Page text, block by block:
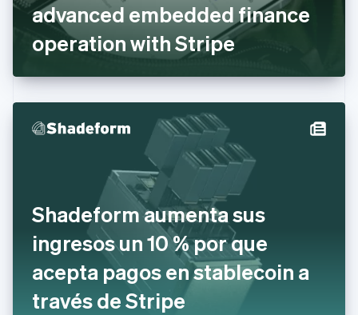
advanced embedded finance
operation with Stripe
Shadeform aumenta sus
ingresos un 10 % por que
acepta pagos en stablecoin a
través de Stripe
Eslovaquia
English
Eslovenia
España
EnglishEspañol简体中文
Svenska
Francia
FrançaisEnglish
Gibraltar
English
Grecia
English
Hungría